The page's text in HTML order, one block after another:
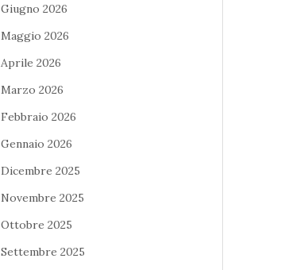
Giugno 2026
Maggio 2026
Aprile 2026
Marzo 2026
Febbraio 2026
Gennaio 2026
Dicembre 2025
Novembre 2025
Ottobre 2025
Settembre 2025